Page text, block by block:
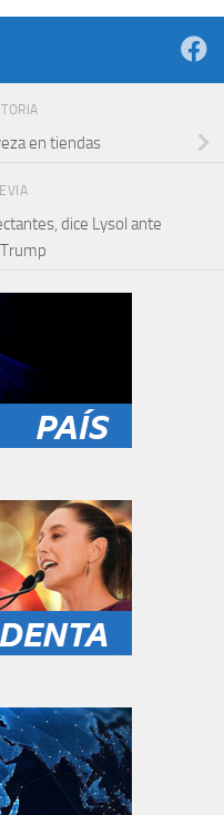
en tiendas
dice Lysol ante